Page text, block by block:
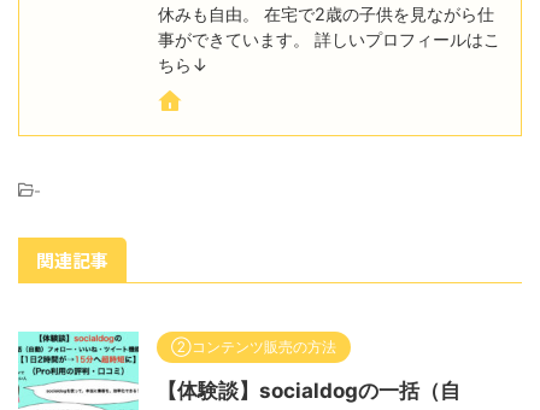
休みも自由。 在宅で2歳の子供を見ながら仕
事ができています。 詳しいプロフィールはこ
ちら↓
-
関連記事
②コンテンツ販売の方法
【体験談】socialdogの一括（自